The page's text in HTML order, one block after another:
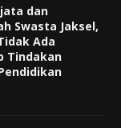
dan
Swasta Jaksel,
Ada
Tindakan